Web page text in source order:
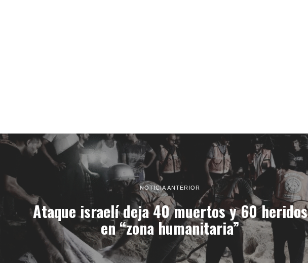
NOTICIA ANTERIOR
Ataque israelí deja 40 muertos y 60 heridos
en “zona humanitaria”